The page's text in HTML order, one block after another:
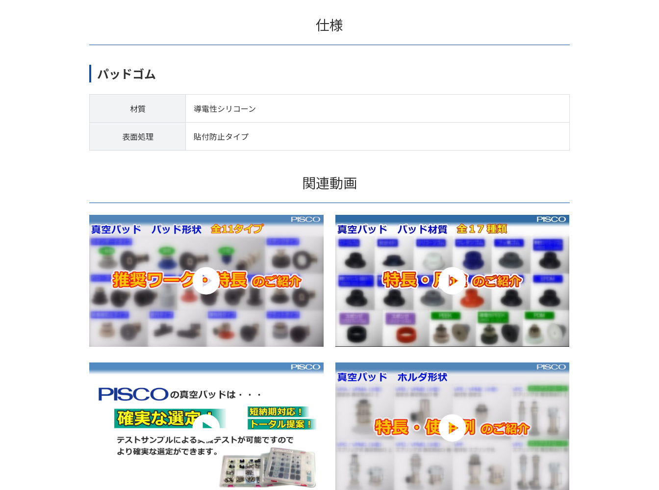
仕様
パッドゴム
材質 導電性シリコーン
表面処理 貼付防止タイプ
関連動画